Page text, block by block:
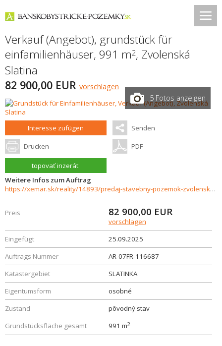
Verkauf (Angebot), grundstück für
einfamilienhäuser, 991 m2, Zvolenská
Slatina
82 900,00 EUR vorschlagen
5 Fotos anzeigen
Interesse zufügen Senden
Drucken PDF
topovať inzerát
Weitere Infos zum Auftrag
https://xemar.sk/reality/14893/predaj-stavebny-pozemok-zvolenska-slatina
Preis 82 900,00 EUR
vorschlagen
Eingefügt
25.09.2025
Auftrags Nummer
AR-07FR-116687
Katastergebiet
SLATINKA
Eigentumsform
osobné
Zustand
pôvodný stav
Grundstücksfläche gesamt
991 m2